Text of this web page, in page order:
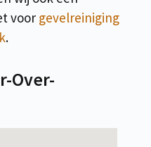
voor gevelreiniging
.
Over-